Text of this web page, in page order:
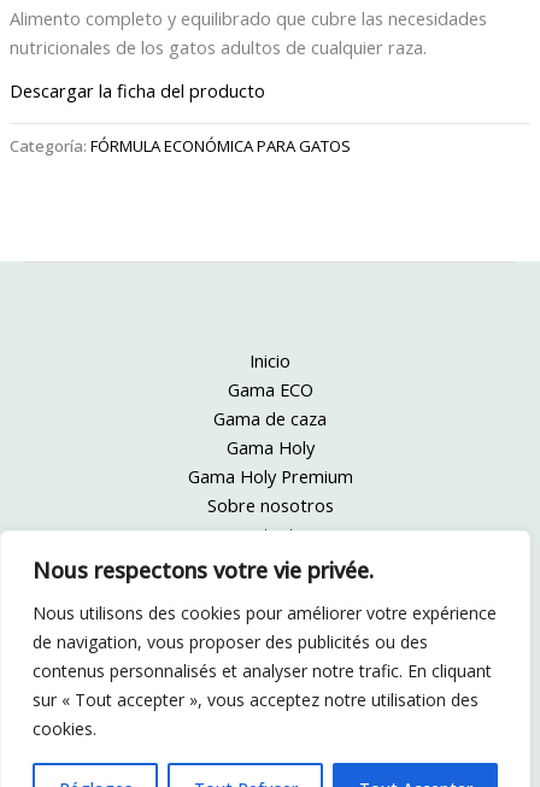
Nous respectons votre vie privée.
Nous utilisons des cookies pour améliorer votre expérience
de navigation, vous proposer des publicités ou des
contenus personnalisés et analyser notre trafic. En cliquant
sur « Tout accepter », vous acceptez notre utilisation des
cookies.
Alimento completo y equilibrado que cubre las necesidades
nutricionales de los gatos adultos de cualquier raza.
Descargar la ficha del producto
Categoría: FÓRMULA ECONÓMICA PARA GATOS
Inicio
Gama ECO
Gama de caza
Gama Holy
Gama Holy Premium
Sobre nosotros
contacto
Información legal
Facebook Linkedin
Franck Perez et Ambiant Studio